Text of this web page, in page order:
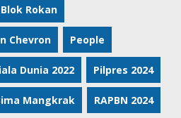
Rokan
Chevron People
Dunia 2022 Pilpres 2024
Mangkrak RAPBN 2024